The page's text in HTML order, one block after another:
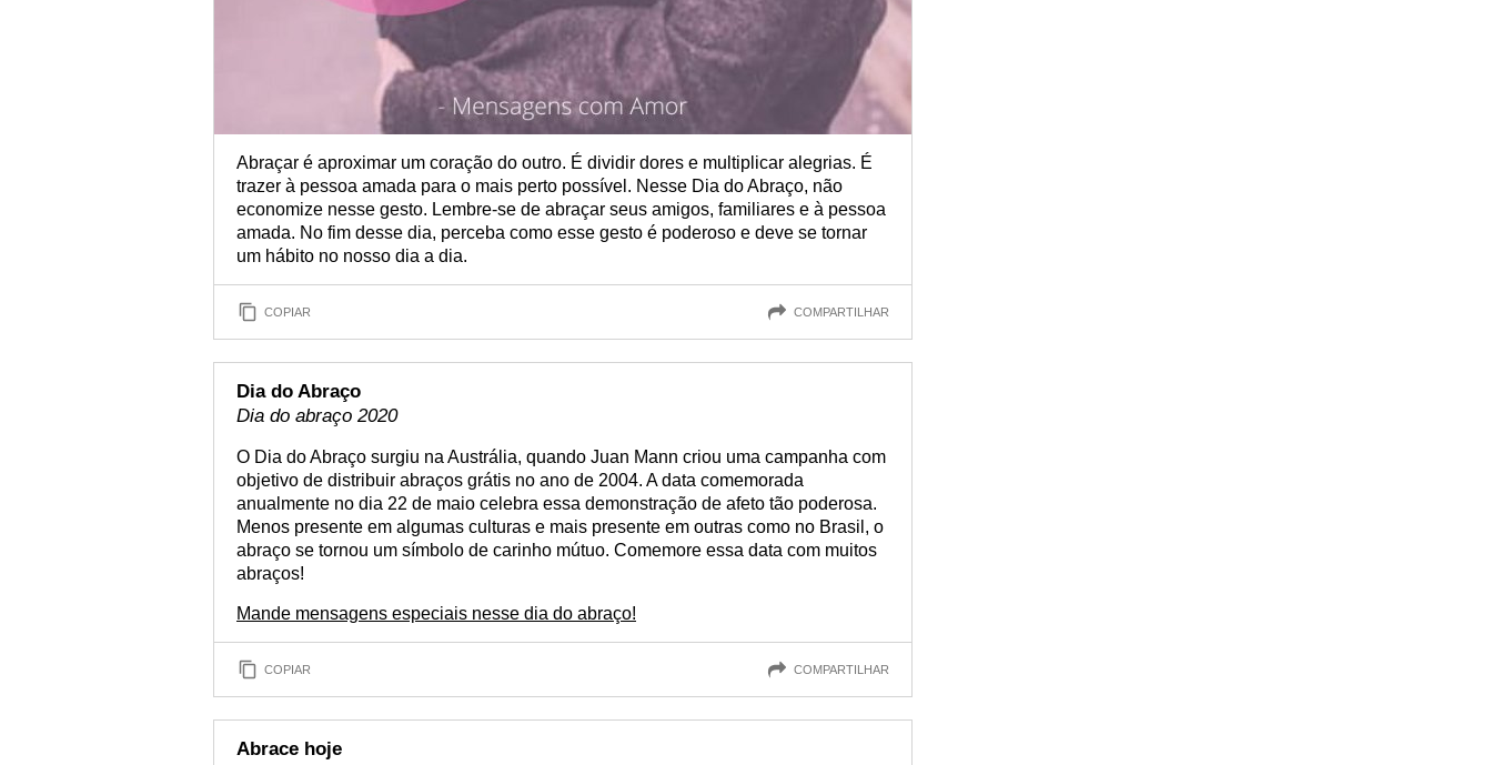
Abraçar é aproximar um coração do outro. É dividir dores e multiplicar alegrias. É
trazer à pessoa amada para o mais perto possível. Nesse Dia do Abraço, não
economize nesse gesto. Lembre-se de abraçar seus amigos, familiares e à pessoa
amada. No fim desse dia, perceba como esse gesto é poderoso e deve se tornar
um hábito no nosso dia a dia.
COPIAR COMPARTILHAR
Dia do Abraço
Dia do abraço 2020
O Dia do Abraço surgiu na Austrália, quando Juan Mann criou uma campanha com
objetivo de distribuir abraços grátis no ano de 2004. A data comemorada
anualmente no dia 22 de maio celebra essa demonstração de afeto tão poderosa.
Menos presente em algumas culturas e mais presente em outras como no Brasil, o
abraço se tornou um símbolo de carinho mútuo. Comemore essa data com muitos
abraços!
Mande mensagens especiais nesse dia do abraço!
COPIAR COMPARTILHAR
Abrace hoje